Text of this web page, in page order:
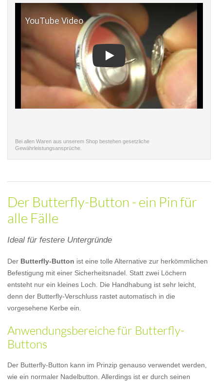
Bei allen Waren aus unserem Shop bestehen gesetzliche
Gewährleistungsansprüche.
Der Butterfly-Button - ein Pin für
alle Fälle
Ideal für festere Untergründe
Der Butterfly-Button ist eine tolle Alternative zur herkömmlichen
Befestigung mit einer Sicherheitsnadel. Statt zwei Löchern
entsteht nur ein kleines Loch. Die Handhabung ist sehr leicht,
denn der Butterfly-Verschluss rastet automatisch in die
vorgesehene Kerbe ein.
Anwendungsbereiche für Butterfly-
Buttons
Der Butterfly-Button kann im Prinzip genauso verwendet werden,
wie ein normaler Nadelbutton. Allerdings ist er durch seinen